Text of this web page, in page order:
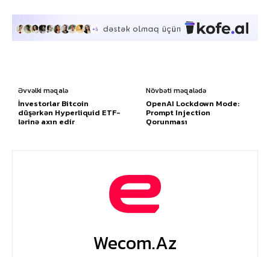
Əvvəlki məqalə
İnvestorlar Bitcoin
düşərkən Hyperliquid ETF-
lərinə axın edir
Növbəti məqalədə
OpenAI Lockdown Mode:
Prompt Injection
Qorunması
Wecom.az